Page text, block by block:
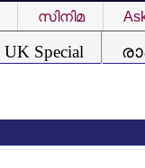
സിനിമ
UK Special